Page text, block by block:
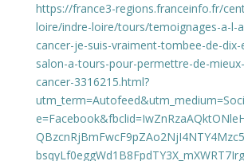
https://france3-regions.franceinfo.fr/
loire/indre-loire/tours/temoignages-a-l-
cancer-je-suis-vraiment-tombee-de-dix-
salon-a-tours-pour-permettre-de-
cancer-3316215.html?